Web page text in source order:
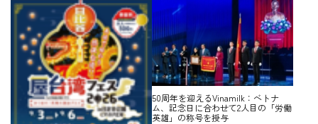
50周年を迎えるVinamilk：ベトナ
ム、記念日に合わせて2人目の「労働
英雄」の称号を授与